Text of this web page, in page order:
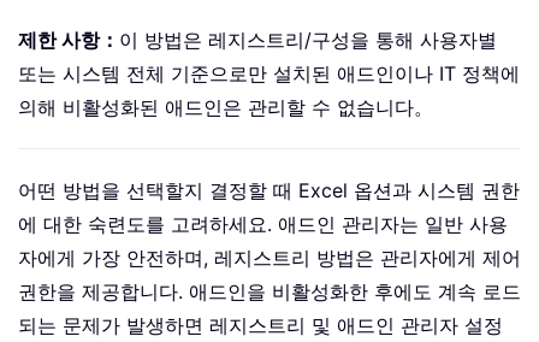
제한 사항： 이 방법은 레지스트리/구성을 통해 사용자별
또는 시스템 전체 기준으로만 설치된 애드인이나 IT 정책에
의해 비활성화된 애드인은 관리할 수 없습니다。
어떤 방법을 선택할지 결정할 때 Excel 옵션과 시스템 권한
에 대한 숙련도를 고려하세요. 애드인 관리자는 일반 사용
자에게 가장 안전하며, 레지스트리 방법은 관리자에게 제어
권한을 제공합니다. 애드인을 비활성화한 후에도 계속 로드
되는 문제가 발생하면 레지스트리 및 애드인 관리자 설정